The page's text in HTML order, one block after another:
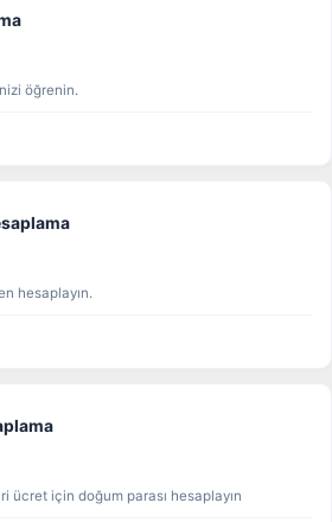
öğrenin.
hesaplayın.
ücret için doğum parası hesaplayın